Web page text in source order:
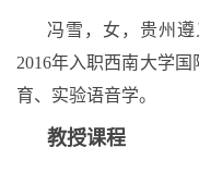
冯雪，女，贵州
2016年入职西南大学
育、实验语音学。
教授课程